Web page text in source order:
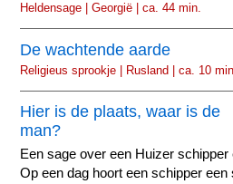
Heldensage | Georgië | ca. 44 min.
De wachtende aarde
Religieus sprookje | Rusland | ca. 10 min.
Hier is de plaats, waar is de
man?
Een sage over een Huizer
Op een dag hoort een schipper een